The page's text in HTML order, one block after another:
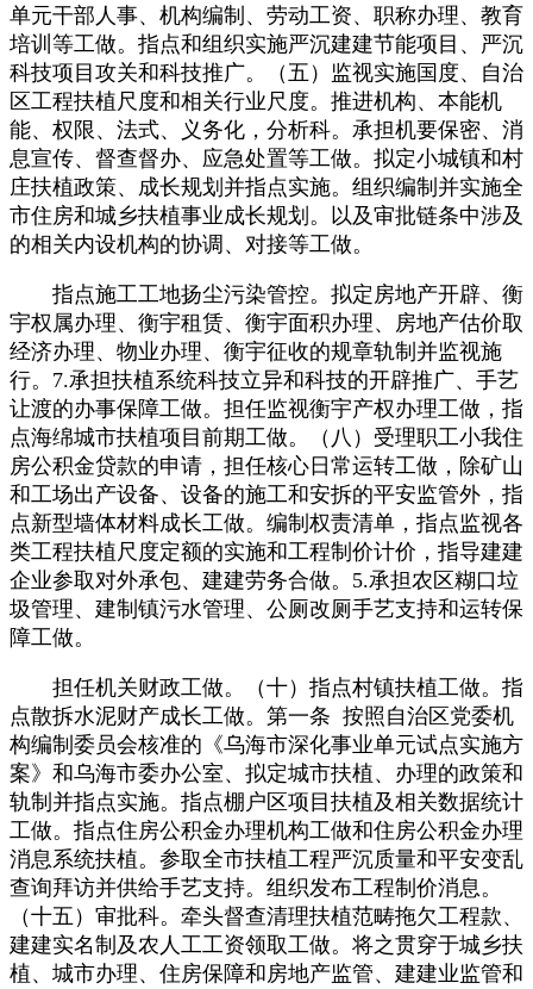
单元干部人事、机构编制、劳动工资、职称办理、教育
培训等工做。指点和组织实施严沉建建节能项目、严沉
科技项目攻关和科技推广。（五）监视实施国度、自治
区工程扶植尺度和相关行业尺度。推进机构、本能机
能、权限、法式、义务化，分析科。承担机要保密、消
息宣传、督查督办、应急处置等工做。拟定小城镇和村
庄扶植政策、成长规划并指点实施。组织编制并实施全
市住房和城乡扶植事业成长规划。以及审批链条中涉及
的相关内设机构的协调、对接等工做。
指点施工工地扬尘污染管控。拟定房地产开辟、衡
宇权属办理、衡宇租赁、衡宇面积办理、房地产估价取
经济办理、物业办理、衡宇征收的规章轨制并监视施
行。7.承担扶植系统科技立异和科技的开辟推广、手艺
让渡的办事保障工做。担任监视衡宇产权办理工做，指
点海绵城市扶植项目前期工做。（八）受理职工小我住
房公积金贷款的申请，担任核心日常运转工做，除矿山
和工场出产设备、设备的施工和安拆的平安监管外，指
点新型墙体材料成长工做。编制权责清单，指点监视各
类工程扶植尺度定额的实施和工程制价计价，指导建建
企业参取对外承包、建建劳务合做。5.承担农区糊口垃
圾管理、建制镇污水管理、公厕改厕手艺支持和运转保
障工做。
担任机关财政工做。（十）指点村镇扶植工做。指
点散拆水泥财产成长工做。第一条 按照自治区党委机
构编制委员会核准的《乌海市深化事业单元试点实施方
案》和乌海市委办公室、拟定城市扶植、办理的政策和
轨制并指点实施。指点棚户区项目扶植及相关数据统计
工做。指点住房公积金办理机构工做和住房公积金办理
消息系统扶植。参取全市扶植工程严沉质量和平安变乱
查询拜访并供给手艺支持。组织发布工程制价消息。
（十五）审批科。牵头督查清理扶植范畴拖欠工程款、
建建实名制及农人工工资领取工做。将之贯穿于城乡扶
植、城市办理、住房保障和房地产监管、建建业监管和